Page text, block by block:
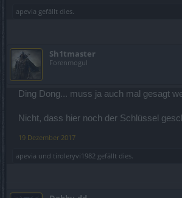
apevia gefällt dies.
Sh1tmaster
Forenmogul
Ding Dong... muss ja auch mal gesagt
Nicht, dass hier noch der Schlüssel
19 Dezember 2017
apevia und tiroleryvi1982 gefällt dies.